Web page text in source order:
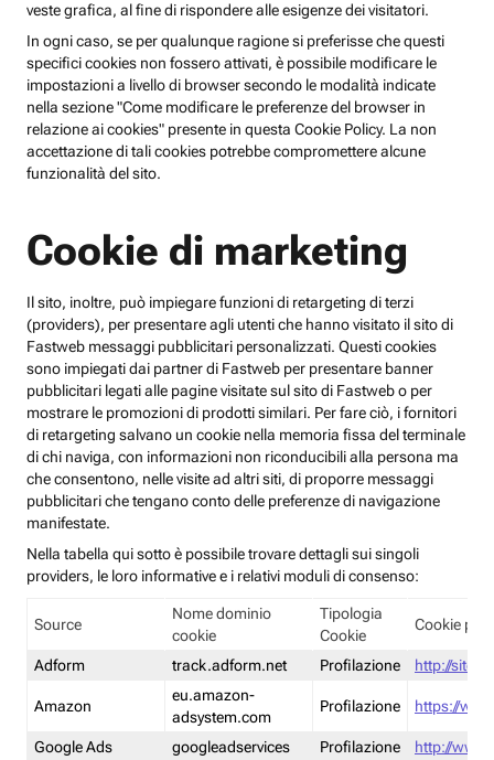
veste grafica, al fine di rispondere alle esigenze dei visitatori.
In ogni caso, se per qualunque ragione si preferisse che questi
specifici cookies non fossero attivati, è possibile modificare le
impostazioni a livello di browser secondo le modalità indicate
nella sezione "Come modificare le preferenze del browser in
relazione ai cookies" presente in questa Cookie Policy. La non
accettazione di tali cookies potrebbe compromettere alcune
funzionalità del sito.
Cookie di marketing
Il sito, inoltre, può impiegare funzioni di retargeting di terzi
(providers), per presentare agli utenti che hanno visitato il sito di
Fastweb messaggi pubblicitari personalizzati. Questi cookies
sono impiegati dai partner di Fastweb per presentare banner
pubblicitari legati alle pagine visitate sul sito di Fastweb o per
mostrare le promozioni di prodotti similari. Per fare ciò, i fornitori
di retargeting salvano un cookie nella memoria fissa del terminale
di chi naviga, con informazioni non riconducibili alla persona ma
che consentono, nelle visite ad altri siti, di proporre messaggi
pubblicitari che tengano conto delle preferenze di navigazione
manifestate.
Nella tabella qui sotto è possibile trovare dettagli sui singoli
providers, le loro informative e i relativi moduli di consenso:
Source
Nome dominio
cookie
Tipologia
Cookie
Cookie
Adform track.adform.net Profilazione http://
Amazon
eu.amazon-
adsystem.com
Profilazione https://
Google Ads googleadservices Profilazione
http://